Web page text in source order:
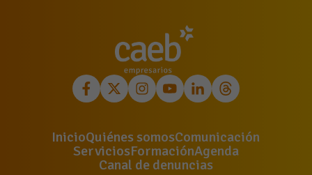
InicioQuiénes somosComunicación
ServiciosFormaciónAgenda
Canal de denuncias